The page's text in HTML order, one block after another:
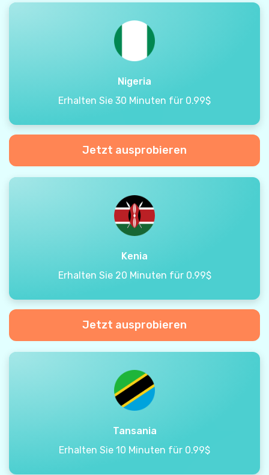
Nigeria
Erhalten Sie 30 Minuten für 0.99$
Jetzt ausprobieren
Kenia
Erhalten Sie 20 Minuten für 0.99$
Jetzt ausprobieren
Tansania
Erhalten Sie 10 Minuten für 0.99$